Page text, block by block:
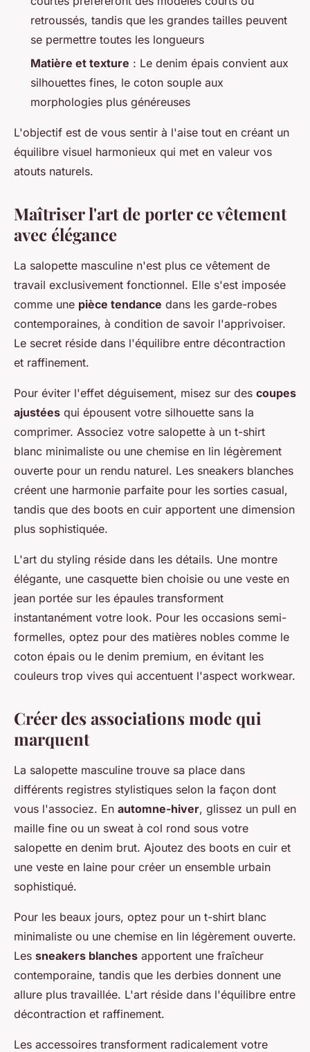
retroussés, tandis que les grandes tailles peuvent
se permettre toutes les longueurs
Matière et texture : Le denim épais convient aux
silhouettes fines, le coton souple aux
morphologies plus généreuses
L'objectif est de vous sentir à l'aise tout en créant un
équilibre visuel harmonieux qui met en valeur vos
atouts naturels.
Maîtriser l'art de porter ce vêtement
avec élégance
La salopette masculine n'est plus ce vêtement de
travail exclusivement fonctionnel. Elle s'est imposée
comme une pièce tendance dans les garde-robes
contemporaines, à condition de savoir l'apprivoiser.
Le secret réside dans l'équilibre entre décontraction
et raffinement.
Pour éviter l'effet déguisement, misez sur des coupes
ajustées qui épousent votre silhouette sans la
comprimer. Associez votre salopette à un t-shirt
blanc minimaliste ou une chemise en lin légèrement
ouverte pour un rendu naturel. Les sneakers blanches
créent une harmonie parfaite pour les sorties casual,
tandis que des boots en cuir apportent une dimension
plus sophistiquée.
L'art du styling réside dans les détails. Une montre
élégante, une casquette bien choisie ou une veste en
jean portée sur les épaules transforment
instantanément votre look. Pour les occasions semi-
formelles, optez pour des matières nobles comme le
coton épais ou le denim premium, en évitant les
couleurs trop vives qui accentuent l'aspect workwear.
Créer des associations mode qui
marquent
La salopette masculine trouve sa place dans
différents registres stylistiques selon la façon dont
vous l'associez. En automne-hiver, glissez un pull en
maille fine ou un sweat à col rond sous votre
salopette en denim brut. Ajoutez des boots en cuir et
une veste en laine pour créer un ensemble urbain
sophistiqué.
Pour les beaux jours, optez pour un t-shirt blanc
minimaliste ou une chemise en lin légèrement ouverte.
Les sneakers blanches apportent une fraîcheur
contemporaine, tandis que les derbies donnent une
allure plus travaillée. L'art réside dans l'équilibre entre
décontraction et raffinement.
Les accessoires transforment radicalement votre